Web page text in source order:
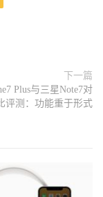
下一篇
Plus与三星Note7对
评测：功能重于形式